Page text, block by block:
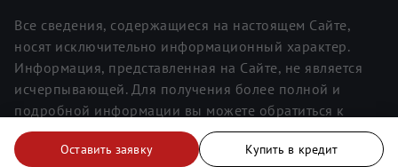
Оставить заявку Купить в кредит
Все сведения, содержащиеся на настоящем Сайте,
носят исключительно информационный характер.
Информация, представленная на Сайте, не является
исчерпывающей. Для получения более полной и
подробной информации вы можете обратиться к
менеджерам. Информация о ценах не является
публичной офертой.